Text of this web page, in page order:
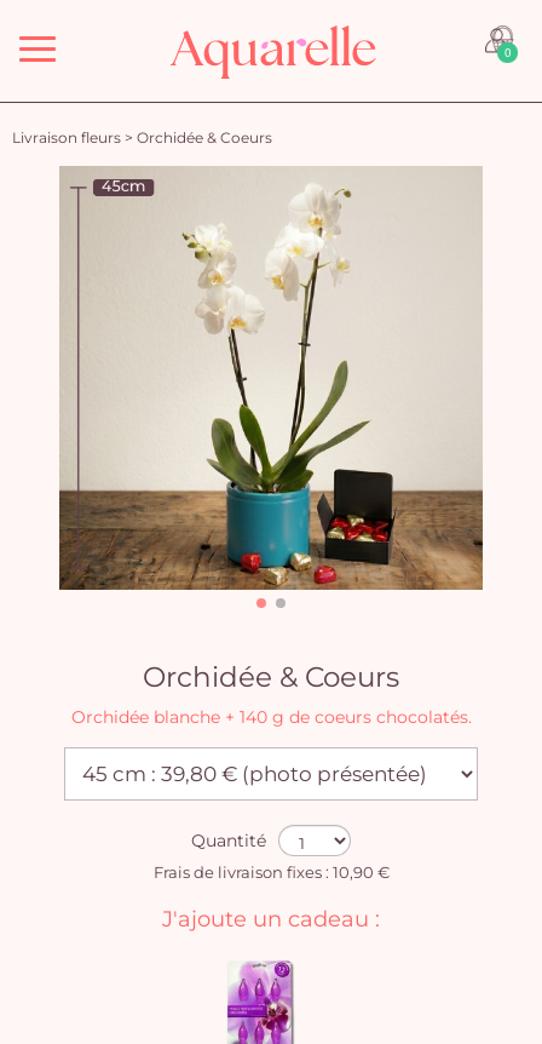
Menu 0
Livraison fleurs > Orchidée & Coeurs
Orchidée & Coeurs
Orchidée blanche + 140 g de coeurs chocolatés.
Quantité
Frais de livraison fixes : 10,90 €
J'ajoute un cadeau :